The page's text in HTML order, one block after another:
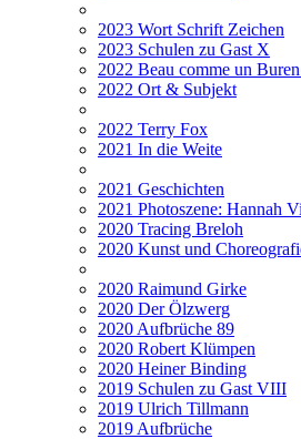
2023 Wort Schrift Zeichen
2023 Schulen zu Gast X
2022 Beau comme un
2022 Ort & Subjekt
2022 Terry Fox
2021 In die Weite
2021 Geschichten
2021 Photoszene: Hannah
2020 Tracing Breloh
2020 Kunst und
2020 Raimund Girke
2020 Der Ölzwerg
2020 Aufbrüche 89
2020 Robert Klümpen
2020 Heiner Binding
2019 Schulen zu Gast VIII
2019 Ulrich Tillmann
2019 Aufbrüche